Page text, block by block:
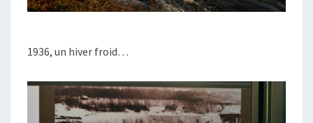
1936, un hiver froid…